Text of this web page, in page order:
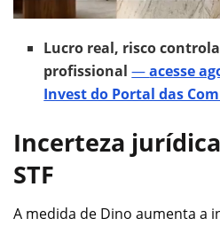
Lucro real, risco
profissional—acesse
Invest do Portal das
Incerteza
STF
A medida de Dino aumenta a